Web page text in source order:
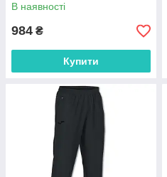
В наявності
984 ₴
Купити